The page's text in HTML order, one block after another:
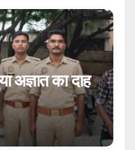
अज्ञात का दाह